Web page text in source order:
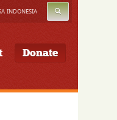
INDONESIA SEARCH
Donate